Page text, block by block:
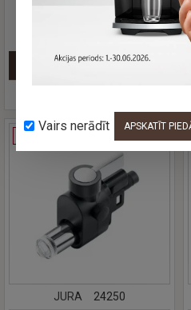
APSKATĪT
Vairs nerādīt
JURA 24250